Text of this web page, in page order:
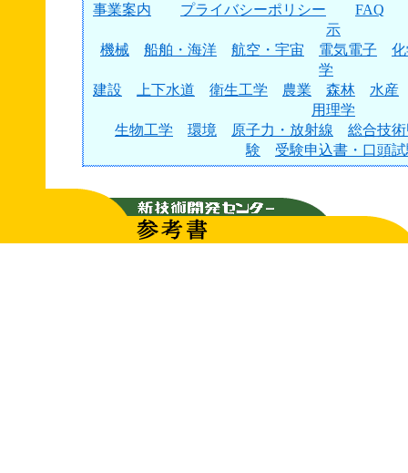
事業案内 プライバシーポリシー
FAQ
示
機械
船舶・海洋 航空・宇宙 電気電子
学
建設
上下水道 衛生工学 農業 森林
水産
用理学
生物工学
環境 原子力・放射線
総合技
験
受験申込書・口頭